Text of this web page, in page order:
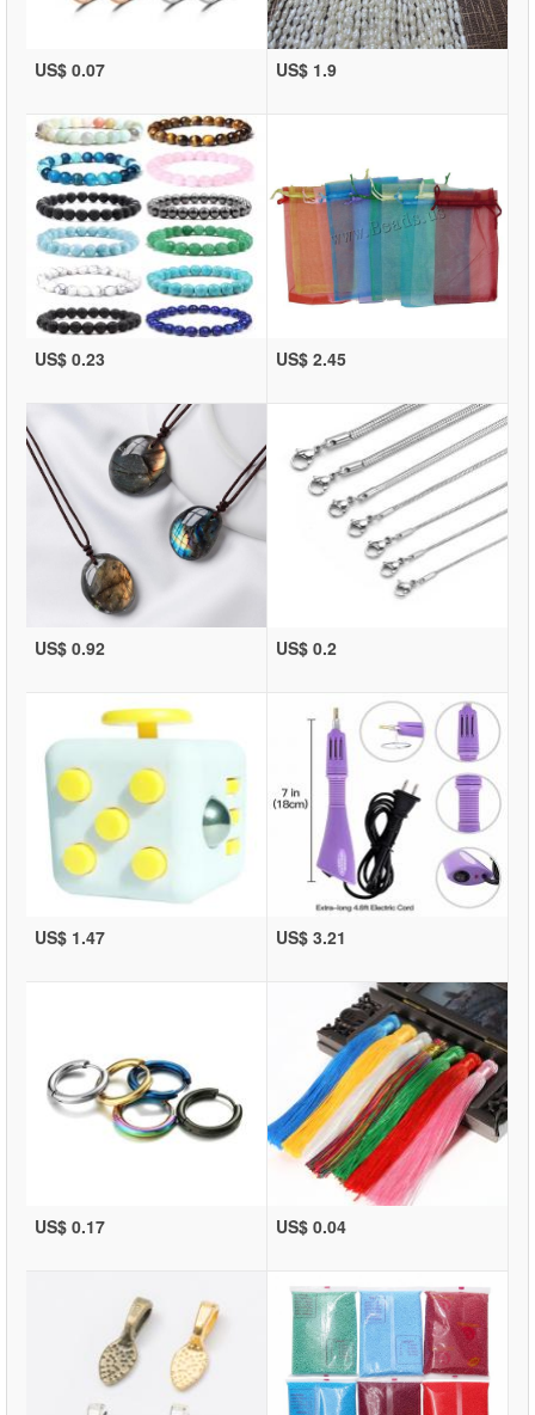
US$ 0.07 US$ 1.9
US$ 0.23 US$ 2.45
US$ 0.92 US$ 0.2
US$ 1.47 US$ 3.21
US$ 0.17 US$ 0.04